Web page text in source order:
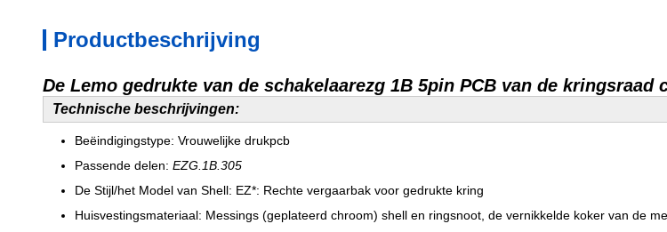
Productbeschrijving
De Lemo gedrukte van de schakelaarezg 1B 5pin PCB van de kringsraad
Technische beschrijvingen:
Beëindigingstype: Vrouwelijke drukpcb
Passende delen: EZG.1B.305
De Stijl/het Model van Shell: EZ*: Rechte vergaarbak voor gedrukte kring
Huisvestingsmateriaal: Messings (geplateerd chroom) shell en ringsnoot, de vernikkelde koker van de